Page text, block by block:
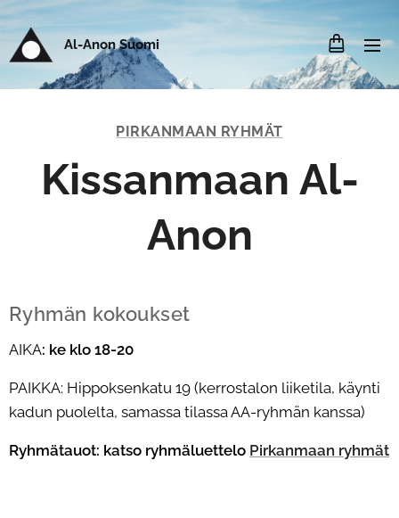
Al-Anon Suomi
PIRKANMAAN RYHMÄT
Kissanmaan Al-
Anon
Ryhmän kokoukset
AIKA: ke klo 18-20
PAIKKA: Hippoksenkatu 19 (kerrostalon liiketila, käynti
kadun puolelta, samassa tilassa AA-ryhmän kanssa)
Ryhmätauot: katso ryhmäluettelo Pirkanmaan ryhmät